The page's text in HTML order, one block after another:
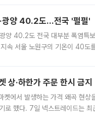
광양 40.2도…전국 '펄펄'
양 40.2도 전국 대부분 폭염특
속 서울 노원구의 기온이 40도
상·하한가 주문 한시 금지
켓에서 발생하는 가격 왜곡 현상
로 했다. 7일 넥스트레이드는